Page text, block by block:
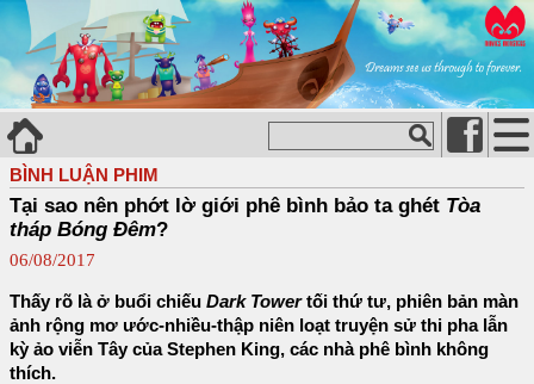
BÌNH LUẬN PHIM
Tại sao nên phớt lờ giới phê bình bảo ta ghét Tòa
tháp Bóng Đêm?
06/08/2017
Thấy rõ là ở buổi chiếu Dark Towertối thứ tư, phiên bản màn
ảnh rộng mơ ước-nhiều-thập niên loạt truyện sử thi pha lẫn
kỳ ảo viễn Tây của Stephen King, các nhà phê bình không
thích.